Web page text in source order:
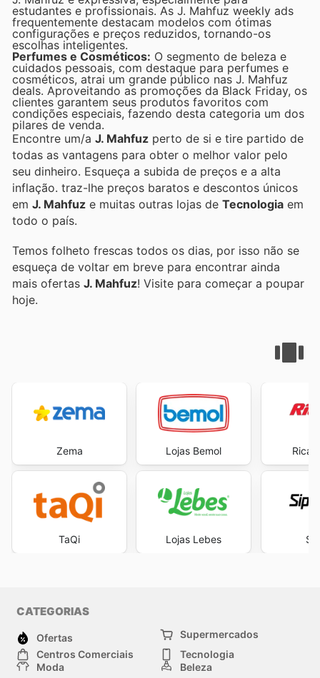
estudantes e profissionais. As J. Mahfuz weekly ads
frequentemente destacam modelos com ótimas
configurações e preços reduzidos, tornando-os
escolhas inteligentes.
Perfumes e Cosméticos: O segmento de beleza e
cuidados pessoais, com destaque para perfumes e
cosméticos, atrai um grande público nas J. Mahfuz
deals. Aproveitando as promoções da Black Friday, os
clientes garantem seus produtos favoritos com
condições especiais, fazendo desta categoria um dos
pilares de venda.
Encontre um/a J. Mahfuz perto de si e tire partido de
todas as vantagens para obter o melhor valor pelo
seu dinheiro. Esqueça a subida de preços e a alta
inflação. traz-lhe preços baratos e descontos únicos
em J. Mahfuz e muitas outras lojas de Tecnologia em
todo o país.
Temos folheto frescas todos os dias, por isso não se
esqueça de voltar em breve para encontrar ainda
mais ofertas J. Mahfuz ! Visite para começar a poupar
hoje.
Zema
TaQi
Lojas Bemol
Lojas Lebes
CATEGORIAS
Ofertas
Supermercados
Centros Comerciais
Tecnologia
Moda
Beleza